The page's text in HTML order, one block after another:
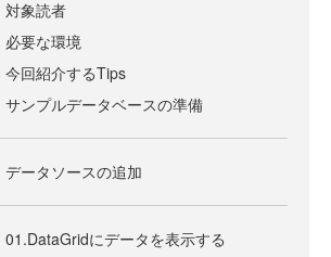
対象読者
必要な環境
今回紹介するTips
サンプルデータベースの準備
データソースの追加
01.DataGridにデータを表示する